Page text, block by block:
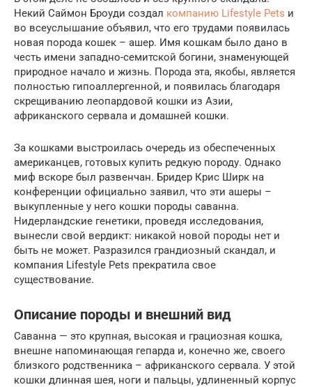
Некий Саймон Броуди создал компанию Lifestyle Pets и
во всеуслышание объявил, что его трудами появилась
новая порода кошек – ашер. Имя кошкам было дано в
честь имени западно-семитской богини, знаменующей
природное начало и жизнь. Порода эта, якобы, является
полностью гипоаллергенной, и появилась благодаря
скрещиванию леопардовой кошки из Азии,
африканского сервала и домашней кошки.
За кошками выстроилась очередь из обеспеченных
американцев, готовых купить редкую породу. Однако
миф вскоре был развенчан. Бридер Крис Ширк на
конференции официально заявил, что эти ашеры –
выкупленные у него кошки породы саванна.
Нидерландские генетики, проведя исследования,
вынесли свой вердикт: никакой новой породы нет и
быть не может. Разразился грандиозный скандал, и
компания Lifestyle Pets прекратила свое
существование.
Описание породы и внешний вид
Саванна — это крупная, высокая и грациозная кошка,
внешне напоминающая гепарда и, конечно же, своего
близкого родственника – африканского сервала. У этой
кошки длинная шея, ноги и пальцы, удлиненный корпус